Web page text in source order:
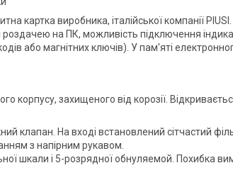
картка виробника, італійської компанії
на ПК, можливість підключення
або магнітних ключів). У пам'яті
корпусу, захищеного від корозії.
клапан. На вході встановлений сітчастий
з напірним рукавом.
шкали і 5-розрядної обнуляемой. Похибка